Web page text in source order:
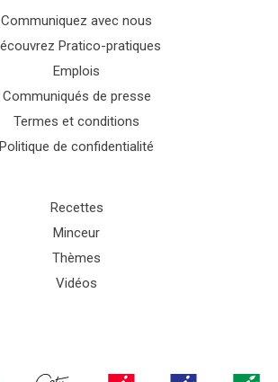
Communiquez avec nous
Pratico-pratiques
Emplois
Communiqués de presse
Termes et conditions
Politique de confidentialité
Recettes
Minceur
Thèmes
Vidéos